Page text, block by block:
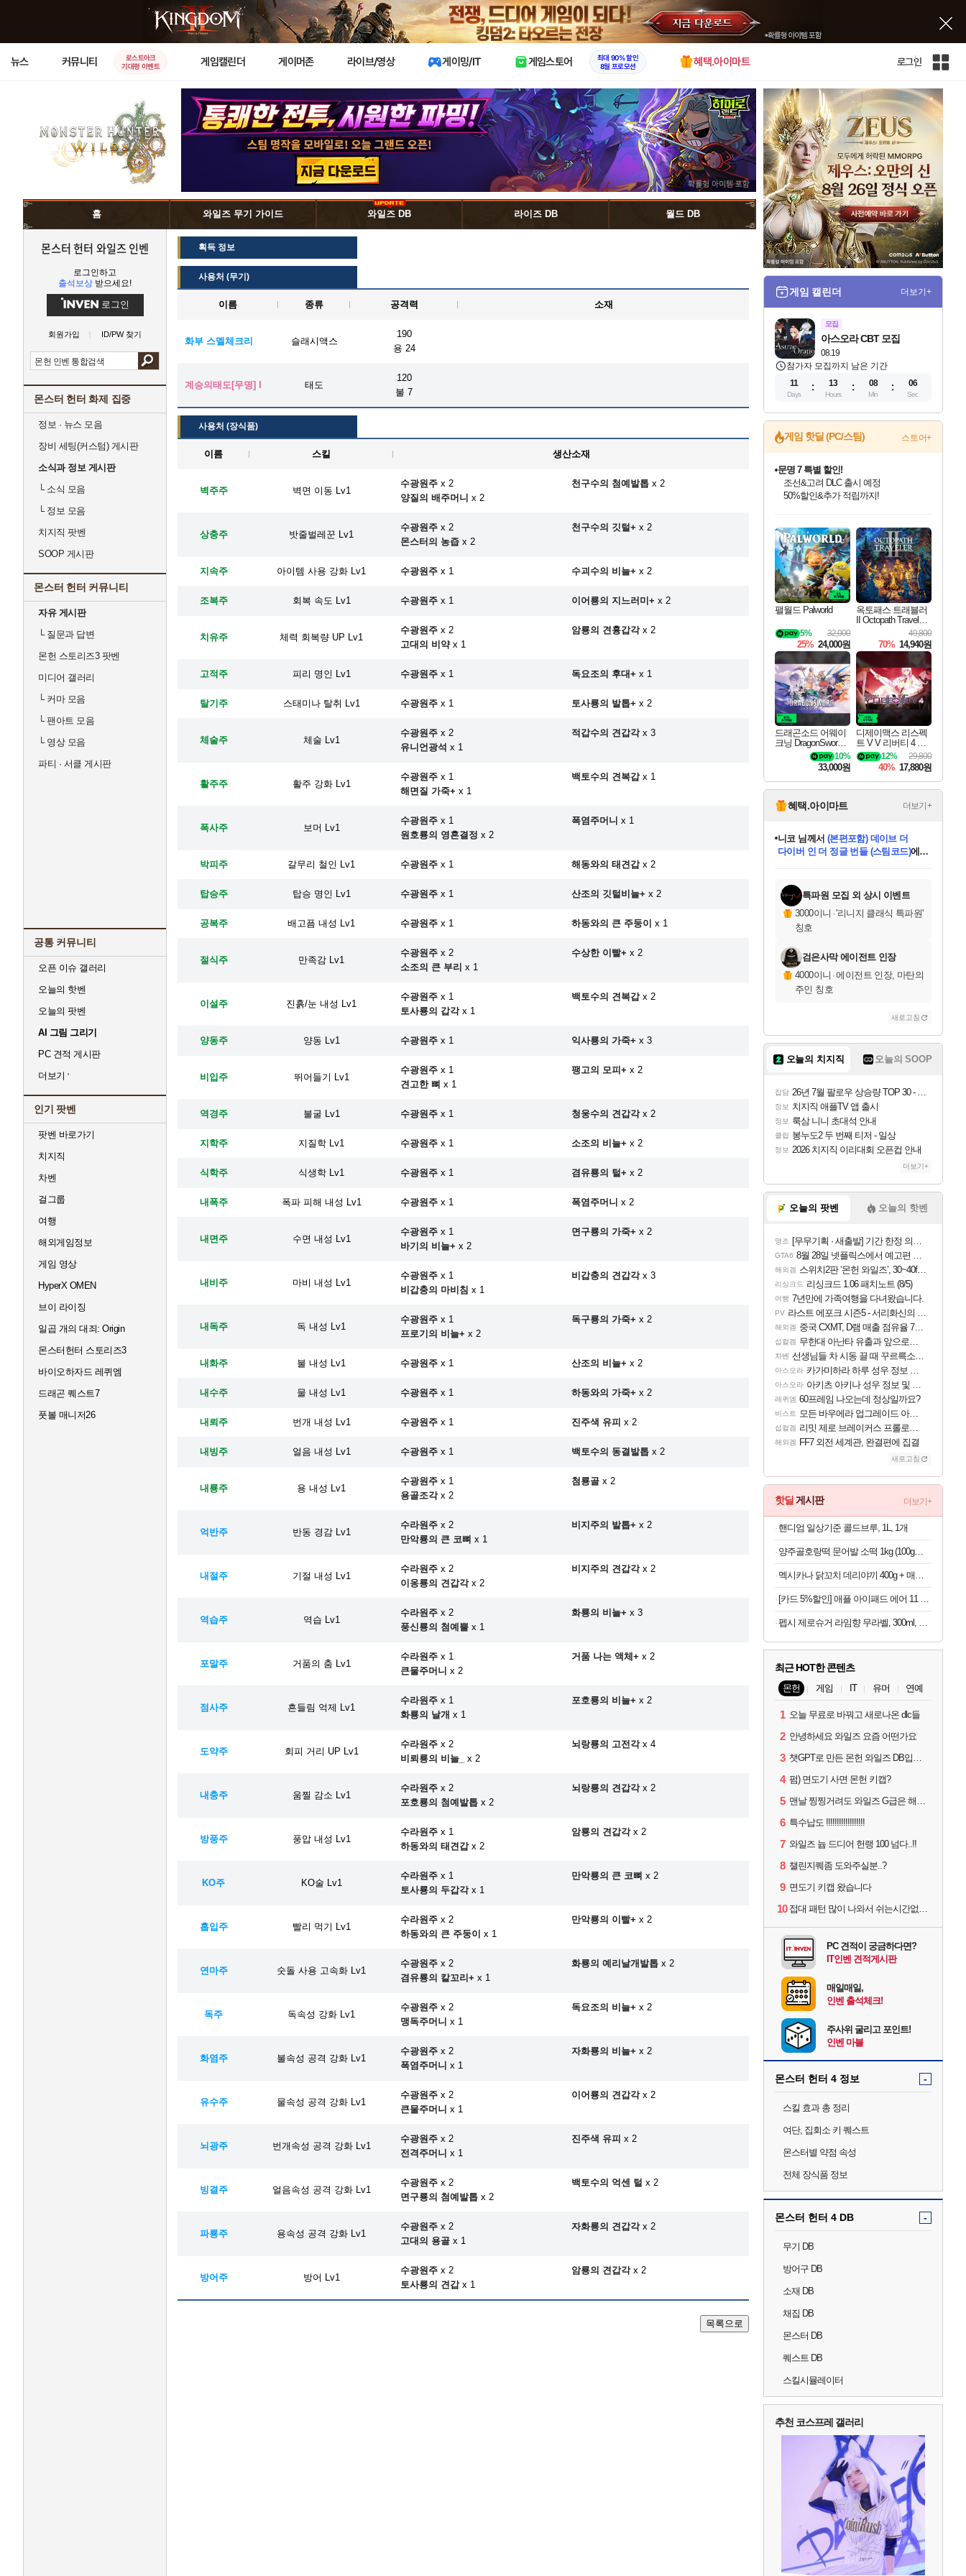
X
뉴스 커뮤니티
로스트아크
기대평 이벤트
게임캘린더 게이머존 라이브/영상 게이밍/IT 게임스토어
최대 90% 할인
8월 프로모션
혜택.아이마트 로그인
인
체
사
홈 와일즈 무기 가이드 와일즈 DB 라이즈 DB 월드 DB
몬스터 헌터 와일즈 인벤
로그인하고
출석보상 받으세요!
로그인
회원가입 ID/PW 찾기
몬스터 헌터 화제 집중
정보 · 뉴스 모음
장비 세팅(커스텀) 게시판
소식과 정보 게시판
└소식 모음
└정보 모음
치지직 팟벤
SOOP 게시판
몬스터 헌터 커뮤니티
자유 게시판
└질문과 답변
몬헌 스토리즈3 팟벤
미디어 갤러리
└커마 모음
└팬아트 모음
└영상 모음
파티 · 서클 게시판
공통 커뮤니티
오픈 이슈 갤러리
오늘의 핫벤
오늘의 팟벤
AI 그림 그리기
PC 견적 게시판
더보기
인기 팟벤
팟벤 바로가기
치지직
차벤
걸그룹
여행
해외게임정보
게임 영상
HyperX OMEN
브이 라이징
일곱 개의 대죄: Origin
몬스터헌터 스토리즈3
바이오하자드 레퀴엠
드래곤 퀘스트7
풋볼 매니저26
획득 정보
사용처 (무기)
이름 종류 공격력 소재
화부 스멜체크리 슬래시액스
190
용 24
계승의태도[무명] I 태도
120
불 7
사용처 (장식품)
이름 스킬 생산소재
벽주주 벽면 이동 Lv1
수광원주 x 2 천구수의 첨예발톱x 2
양질의 배주머니 x 2
상충주 밧줄벌레꾼 Lv1
수광원주 x 2 천구수의 깃털+ x 2
몬스터의 농즙 x 2
지속주 아이템 사용 강화 Lv1 수광원주 x 1 수괴수의 비늘+ x 2
조복주 회복 속도 Lv1 수광원주 x 1 이어룡의 지느러미+ x 2
치유주 체력 회복량 UP Lv1
수광원주 x 2 암룡의 견흉갑각x 2
고대의 비약x 1
고적주 피리 명인 Lv1 수광원주 x 1 독요조의 후대+ x 1
탈기주 스태미나 탈취 Lv1 수광원주 x 1 토사룡의 발톱+ x 2
체술주 체술 Lv1
수광원주 x 2 적갑수의 견갑각x 3
유니언광석 x 1
활주주 활주 강화 Lv1
수광원주 x 1 백토수의 견복갑x 1
해면질 가죽+ x 1
폭사주 보머 Lv1
수광원주 x 1 폭염주머니 x 1
원호룡의 영혼결정 x 2
박피주 갈무리 철인 Lv1 수광원주 x 1 해동와의 태견갑x 2
탑승주 탑승 명인 Lv1 수광원주 x 1 산조의 깃털비늘+ x 2
공복주 배고픔 내성 Lv1 수광원주 x 1 하동와의 큰 주둥이 x 1
절식주 만족감 Lv1
수광원주 x 2 수상한 이빨+ x 2
소조의 큰 부리 x 1
이설주 진흙/눈 내성 Lv1
수광원주 x 1 백토수의 견복갑x 2
토사룡의 갑각x 1
양동주 양동 Lv1 수광원주 x 1 익사룡의 가죽+ x 3
비입주 뛰어들기 Lv1
수광원주 x 1 팽고의 모피+ x 2
견고한 뼈 x 1
역경주 불굴 Lv1 수광원주 x 1 청웅수의 견갑각x 2
지학주 지질학 Lv1 수광원주 x 1 소조의 비늘+ x 2
식학주 식생학 Lv1 수광원주 x 1 겸유룡의 털+ x 2
내폭주 폭파 피해 내성 Lv1 수광원주 x 1 폭염주머니 x 2
내면주 수면 내성 Lv1
수광원주 x 1 면구룡의 가죽+ x 2
바기의 비늘+ x 2
내비주 마비 내성 Lv1
수광원주 x 1 비갑충의 견갑각x 3
비갑충의 마비침 x 1
내독주 독 내성 Lv1
수광원주 x 1 독구룡의 가죽+ x 2
프로기의 비늘+ x 2
내화주 불 내성 Lv1 수광원주 x 1 산조의 비늘+ x 2
내수주 물 내성 Lv1 수광원주 x 1 하동와의 가죽+ x 2
내뢰주 번개 내성 Lv1 수광원주 x 1 진주색 유피 x 2
내빙주 얼음 내성 Lv1 수광원주 x 1 백토수의 동결발톱x 2
내룡주 용 내성 Lv1
수광원주 x 1 첨룡골x 2
용골조각x 2
억반주 반동 경감 Lv1
수라원주 x 2 비지주의 발톱+ x 2
만악룡의 큰 코뼈 x 1
내절주 기절 내성 Lv1
수라원주 x 2 비지주의 견갑각x 2
이옹룡의 견갑각x 2
역습주 역습 Lv1
수라원주 x 2 화룡의 비늘+ x 3
풍신룡의 첨예뿔 x 1
포말주 거품의 춤 Lv1
수라원주 x 1 거품 나는 액체+ x 2
큰물주머니 x 2
점사주 흔들림 억제 Lv1
수라원주 x 1 포호룡의 비늘+ x 2
화룡의 날개 x 1
도약주 회피 거리 UP Lv1
수라원주 x 2 뇌랑룡의 고전각x 4
비뢰룡의 비늘_
x 2
내충주 움찔 감소 Lv1
수라원주 x 2 뇌랑룡의 견갑각x 2
포호룡의 첨예발톱 x 2
방풍주 풍압 내성 Lv1
수라원주 x 1 암룡의 견갑각x 2
하동와의 태견갑x 2
KO주 KO술 Lv1
수라원주 x 1 만악룡의 큰 코뼈 x 2
토사룡의 두갑각x 1
흡입주 빨리 먹기 Lv1
수라원주 x 2 만악룡의 이빨+ x 2
하동와의 큰 주둥이 x 1
연마주 숫돌 사용 고속화 Lv1
수광원주 x 2 화룡의 예리날개발톱x 2
겸유룡의 칼꼬리+ x 1
독주 독속성 강화 Lv1
수광원주 x 2 독요조의 비늘+ x 2
맹독주머니 x 1
화염주 불속성 공격 강화 Lv1
수광원주 x 2 자화룡의 비늘+ x 2
폭염주머니 x 1
유수주 물속성 공격 강화 Lv1
수광원주 x 2 이어룡의 견갑각x 2
큰물주머니 x 1
뇌광주 번개속성 공격 강화 Lv1
수광원주 x 2 진주색 유피 x 2
전격주머니 x 1
빙결주 얼음속성 공격 강화 Lv1
수광원주 x 2 백토수의 억센 털 x 2
면구룡의 첨예발톱 x 2
파룡주 용속성 공격 강화 Lv1
수광원주 x 2 자화룡의 견갑각x 2
고대의 용골 x 1
방어주 방어 Lv1
수광원주 x 2 암룡의 견갑각x 2
토사룡의 견갑x 1
목록으로
게임 캘린더 더보기+
모집
08.19
아스오라 CBT 모집
참가자 모집까지 남은 기간
11
Days
13
Hours
08
Min
05
Sec
게임 핫딜 (PC/스팀) 스토어+
최대 90% 할인가를 만나보세요!
네이버혜택과 함께 만나보세요!
50%할인&추가 적립까지!
마블 투혼 파이팅 소울즈 정식출시!
마블 히어로 총 출동&화려한 격투!
네이버 포인트 혜택까지!
이니&베니 혜택까지!
네이버 혜택가와 함께 예약하세요!
할인&네이버혜택으로 만나보세요!
네이버페이 혜택과 만나보세요!
40주년 프로모션으로 만나보세요!
할인가에 만나보세요!
일부 에디션 상시 할인!
혜택으로 예약 판매 중
편안하게 충전하세요
팰월드 Palworld
32,000
5%
25% 24,000원
옥토패스 트래블러
II Octopath Traveler I
49,800
70% 14,940원
드래곤소드 어웨이
크닝 DragonSword A
10%
33,000원
디제이맥스 리스펙
트 V V 리버티 4 팩
DJMAX RESPECT
V V Liberty 4 Pack D
29,800
12%
40% 17,880원
혜택.아이마트 더보기+
교환.
당첨되셨습니다.
니코님께서 (본편포함) 데이브 더
다이버 인 더 정글 번들 (스팀코드)에
당첨되셨습니다.
당첨되셨습니다.
당첨되셨습니다.
당첨되셨습니다.
당첨되셨습니다.
에디션 (스팀코드)를 교환.
당첨되셨습니다.
특파원 모집 외 상시 이벤트
3000이니 ·'리니지 클래식 특파원'
칭호
검은사막 에이전트 인장
4000이니 ·에이전트 인장, 마탄의
주인 칭호
새로고침
오늘의 치지직 오늘의 SOOP
잡담 26년 7월 팔로우 상승량 TOP 30 - 월간 치지직
정보 치지직 애플TV 앱 출시
정보 룩삼 니니 초대석 안내
클립 봉누도2 두 번째 티저 - 일상
정보 2026 치지직 이리대회 오픈컵 안내
더보기+
오늘의 팟벤 오늘의 핫벤
명조 [무무기획 · 새출발] 기간 한정 의뢰 이벤트
GTA6 8월 28일 넷플릭스에서 예고편 공개 예정
해외겜 스위치2판 ‘몬헌 와일즈’, 30~40fps 목표 추정
리싱크드 리싱크드 1.06 패치노트 (8/5)
여행 7년만에 가족여행을 다녀왔습니다.
PV 라스트 에포크 시즌5 - 서리화신의 분노 티저
해외겜 중국 CXMT, D램 매출 점유율 7%…글로벌 4위로 부상
섭컬겜 무한대 아난타 유출과 앞으로의 예상 (루머)
차벤 선생님들 차 시동 끌 때 꾸르륵소리나는데
아스오라 카가미하라 하루 성우 정보 및 주요 필모
아스오라 아키츠 아키나 성우 정보 및 주요 필모
레퀴엠 60프레임 나오는데 정상일까요?
비스트 모든 바우에라 업그레이드 아이템 획득 위치 공략 (89개)
섭컬겜 리밋 제로 브레이커스 프롤로그 테스트 후기 영상 업로드
해외겜 FF7 외전 세계관, 완결편에 집결
새로고침
핫딜 게시판 더보기+
핸디엄 일상기준 콜드브루, 1L, 1개
양주골호랑떡 문어발 소떡 1kg (100g당 1,340원)
멕시카나 닭꼬치 데리야끼 400g + 매콤숯불 450g (100g당 2,410원)
[카드 5%할인] 애플 아이패드 에어 11 M4 WiFi 스페이스 그레이, 128GB, WiFi전용
펩시 제로슈거 라임향 무라벨, 300ml, 20개
최근 HOT한 콘텐츠
몬헌 게임 IT 유머 연예
1 오늘 무료로 바꿔고 새로나온 dlc들
2 안녕하세요 와일즈 요즘 어떤가요
3 챗GPT로 만든 몬헌 와일즈 DB입니다.
4 펌) 면도기 사면 몬헌 키캡?
5 맨날 찡찡거려도 와일즈 G급은 해야하니까 접속 jpg
6 특수납도 !!!!!!!!!!!!!!!!!!
7 와일즈 늅 드디어 헌랭 100 넘다..!!
8 챌린지퀘좀 도와주실분..?
9 면도기 키캡 왔습니다
10 접대 패턴 많이 나와서 쉬는시간없이 빡딜한것같은데..
PC 견적이 궁금하다면?
IT인벤 견적게시판
매일매일,
인벤 출석체크!
주사위 굴리고 포인트!
인벤 마블
몬스터 헌터 4 정보 -
스킬 효과 총 정리
여단, 집회소 키 퀘스트
몬스터별 약점 속성
전체 장식품 정보
몬스터 헌터 4 DB -
무기 DB
방어구 DB
소재 DB
채집 DB
몬스터 DB
퀘스트 DB
스킬시뮬레이터
추천 코스프레 갤러리